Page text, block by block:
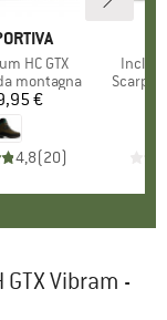
HC GTX
prodotti
montagna
Prezzo
€
4,8(20)
Incline
Gruppo
Vibram -